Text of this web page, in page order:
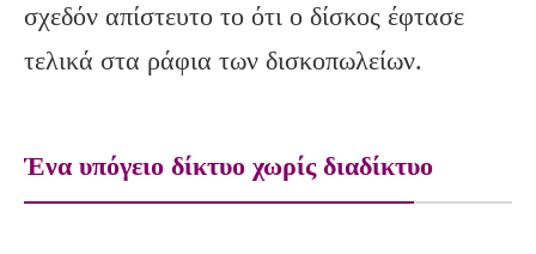
σχεδόν απίστευτο το ότι ο δίσκος έφτασε
τελικά στα ράφια των δισκοπωλείων.
Ένα υπόγειο δίκτυο χωρίς διαδίκτυο